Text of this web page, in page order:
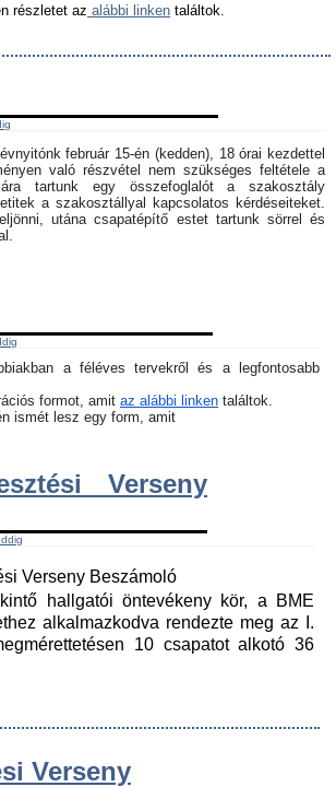
részletet az alábbi linken találtok.
február 15-én (kedden), 18 órai kezdettel
való részvétel nem szükséges feltétele a
tartunk egy összefoglalót a szakosztály
a szakosztállyal kapcsolatos kérdéseiteket.
utána csapatépítő estet tartunk sörrel és
a féléves tervekről és a legfontosabb
formot, amit az alábbi linken találtok.
ismét lesz egy form, amit
Verseny
Verseny Beszámoló
hallgatói öntevékeny kör, a BME
alkalmazkodva rendezte meg az I.
10 csapatot alkotó 36
Verseny